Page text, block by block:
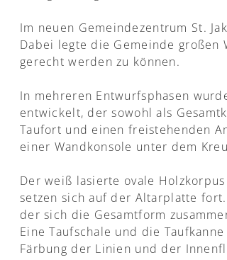
Im neuen Gemeindezentrum St.
Dabei legte die Gemeinde großen
gerecht werden zu können.
In mehreren Entwurfsphasen
entwickelt, der sowohl als
Taufort und einen freistehenden
einer Wandkonsole unter dem
Der weiß lasierte ovale
setzen sich auf der Altarplatte
der sich die Gesamtform
Eine Taufschale und die
Färbung der Linien und der